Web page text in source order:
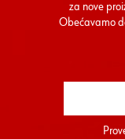
za nove
Obećavamo